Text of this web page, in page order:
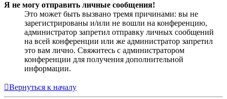
Я не могу отправить личные сообщения!
Это может быть вызвано тремя причинами: вы не
зарегистрированы и/или не вошли на конференцию,
администратор запретил отправку личных сообщений
на всей конференции или же администратор запретил
это вам лично. Свяжитесь с администратором
конференции для получения дополнительной
информации.
Вернуться к началу